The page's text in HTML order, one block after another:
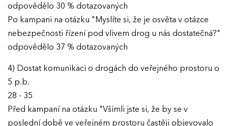
odpovědělo 30 % dotazovaných
Po kampani na otázku "Myslíte si, že je osvěta v otázce
nebezpečnosti řízení pod vlivem drog u nás dostatečná?"
odpovědělo 37 % dotazovaných
4) Dostat komunikaci o drogách do veřejného prostoru o
5 p.b.
28 - 35
Před kampaní na otázku "Všimli jste si, že by se v
poslední době ve veřejném prostoru častěji objevovalo